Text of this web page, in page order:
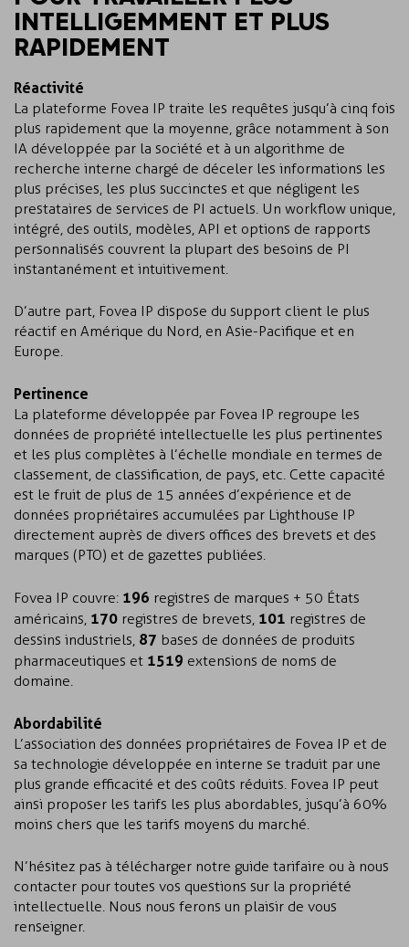
INTELLIGEMMENT ET PLUS
RAPIDEMENT
Réactivité
La plateforme Fovea IP traite les requêtes jusqu’à cinq fois
plus rapidement que la moyenne, grâce notamment à son
IA développée par la société et à un algorithme de
recherche interne chargé de déceler les informations les
plus précises, les plus succinctes et que négligent les
prestataires de services de PI actuels. Un workflow unique,
intégré, des outils, modèles, API et options de rapports
personnalisés couvrent la plupart des besoins de PI
instantanément et intuitivement.
D’autre part, Fovea IP dispose du support client le plus
réactif en Amérique du Nord, en Asie-Pacifique et en
Europe.
Pertinence
La plateforme développée par Fovea IP regroupe les
données de propriété intellectuelle les plus pertinentes
et les plus complètes à l’échelle mondiale en termes de
classement, de classification, de pays, etc. Cette capacité
est le fruit de plus de 15 années d’expérience et de
données propriétaires accumulées par Lighthouse IP
directement auprès de divers offices des brevets et des
marques (PTO) et de gazettes publiées.
Fovea IP couvre : 196 registres de marques + 50 États
américains, 170 registres de brevets, 101 registres de
dessins industriels, 87 bases de données de produits
pharmaceutiques et 1519 extensions de noms de
domaine.
Abordabilité
L’association des données propriétaires de Fovea IP et de
sa technologie développée en interne se traduit par une
plus grande efficacité et des coûts réduits. Fovea IP peut
ainsi proposer les tarifs les plus abordables, jusqu’à 60 %
moins chers que les tarifs moyens du marché.
N’hésitez pas à télécharger notre guide tarifaire ou à nous
contacter pour toutes vos questions sur la propriété
intellectuelle. Nous nous ferons un plaisir de vous
renseigner.